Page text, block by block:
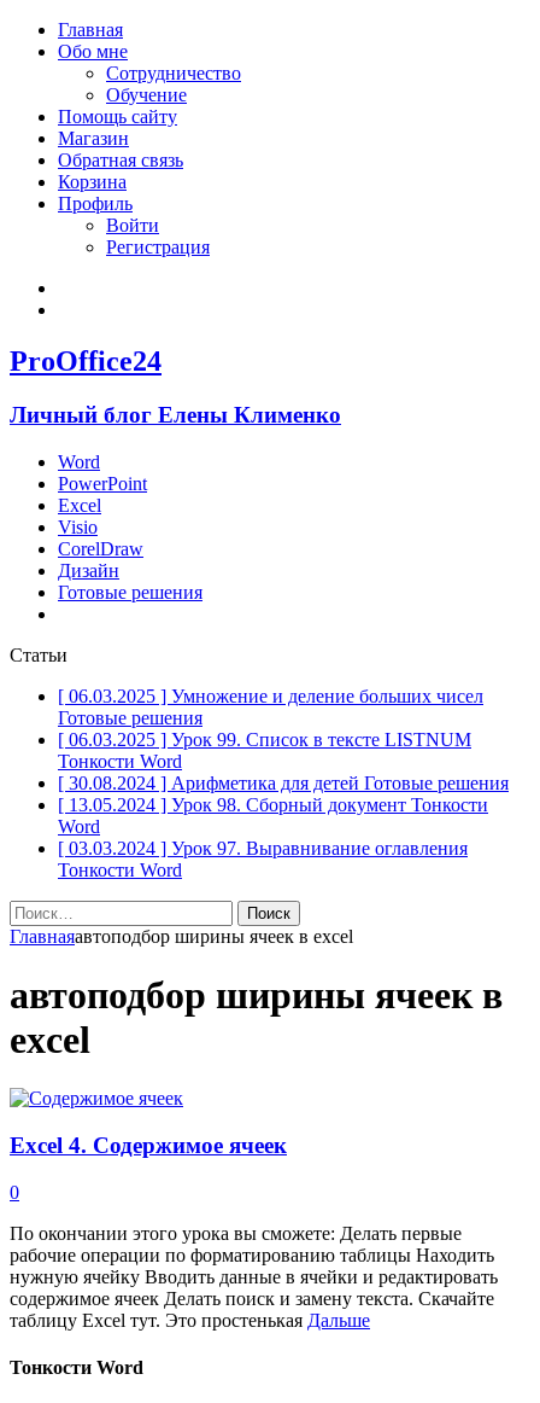
Главная
Обо мне
Сотрудничество
Обучение
Помощь сайту
Магазин
Обратная связь
Корзина
Профиль
Войти
Регистрация
ProOffice24
Личный блог Елены Клименко
Word
PowerPoint
Excel
Visio
CorelDraw
Дизайн
Готовые решения
Статьи
[ 06.03.2025 ] Умножение и деление больших чисел
Готовые решения
[ 06.03.2025 ] Урок 99. Список в тексте LISTNUM
Тонкости Word
[ 30.08.2024 ] Арифметика для детей Готовые решения
[ 13.05.2024 ] Урок 98. Сборный документ Тонкости
Word
[ 03.03.2024 ] Урок 97. Выравнивание оглавления
Тонкости Word
Найти:
Главнаяавтоподбор ширины ячеек в excel
автоподбор ширины ячеек в
excel
Excel 4. Содержимое ячеек
0
По окончании этого урока вы сможете: Делать первые
рабочие операции по форматированию таблицы Находить
нужную ячейку Вводить данные в ячейки и редактировать
содержимое ячеек Делать поиск и замену текста. Скачайте
таблицу Excel тут. Это простенькая Дальше
Тонкости Word